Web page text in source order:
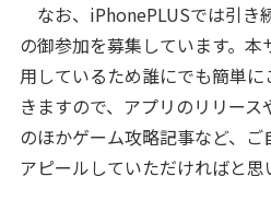
なお、iPhonePLUSでは引き
の御参加を募集しています。
用しているため誰にでも簡単
きますので、アプリのリリー
のほかゲーム攻略記事など、
アピールしていただければと思